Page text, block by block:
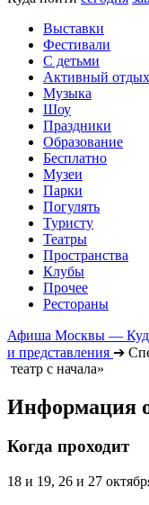
Выставки
Фестивали
С детьми
Активный отдых
Музыка
Шоу
Праздники
Образование
Бесплатно
Музеи
Парки
Погулять
Туристу
Театры
Пространства
Клубы
Прочее
Рестораны
Афиша Москвы —
и представления ➔
театр с начала»
Информация
Когда проходит
18 и 19, 26 и 27